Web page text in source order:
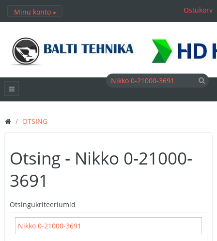
Minu konto Ostukorv
OTSING
Otsing - Nikko 0-21000-
3691
Otsingukriteeriumid